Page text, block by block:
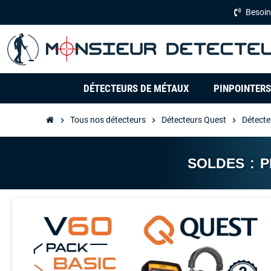
DÉTECTEURS DE MÉTAUX PINPOINTERS
chevron_right Tous nos détecteurs chevron_right Détecteurs Quest chevron_right
SOLDES :